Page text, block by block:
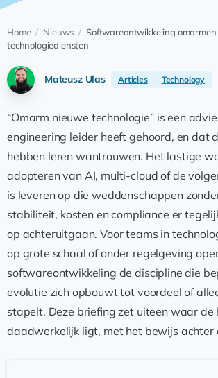
Home / Nieuws / Softwareontwikkeling omarmen
technologiediensten
Mateusz Ulas Articles Technology
“Omarm nieuwe technologie” is een
engineering leider heeft gehoord, en dat
hebben leren wantrouwen. Het lastige
adopteren van AI, multi-cloud of de
is leveren op die weddenschappen
stabiliteit, kosten en compliance er
op achteruitgaan. Voor teams in
op grote schaal of onder regelgeving
softwareontwikkeling de discipline die
evolutie zich opbouwt tot voordeel of
stapelt. Deze briefing zet uiteen waar de
daadwerkelijk ligt, met het bewijs achter